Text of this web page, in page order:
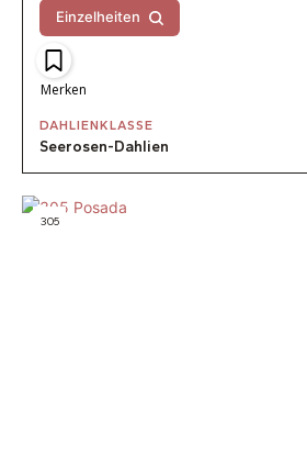
Einzelheiten
Merken
DAHLIENKLASSE
Seerosen-Dahlien
305